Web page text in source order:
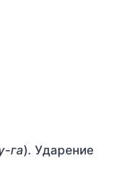
га). Ударение